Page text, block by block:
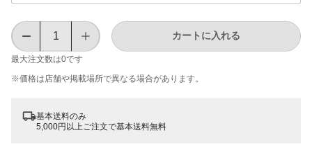
最大注文数は0です
カートに入れる
※価格は​店舗や​掲載場所で​異なる​場合が​あります。
基本送料のみ
5,000円以上ご注文で基本送料無料